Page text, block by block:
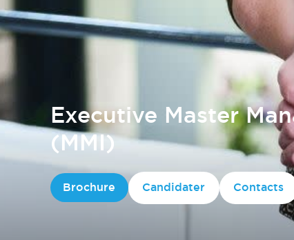
Executive Master
(MMI)
Brochure Candidater Contacts